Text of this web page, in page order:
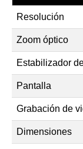
Resolución
Zoom óptico
Estabilizador
Pantalla
Grabación de
Dimensiones